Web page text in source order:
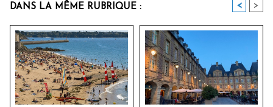
DANS LA MÊME RUBRIQUE : < >